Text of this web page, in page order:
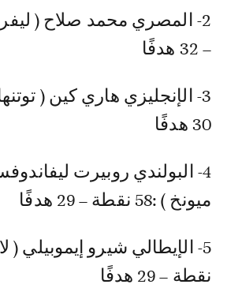
– 32 هدفًا
30 هدفًا
4- البولندي روبيرت
ميونخ ) :58 نقطة – 29 هدفًا
نقطة – 29 هدفًا